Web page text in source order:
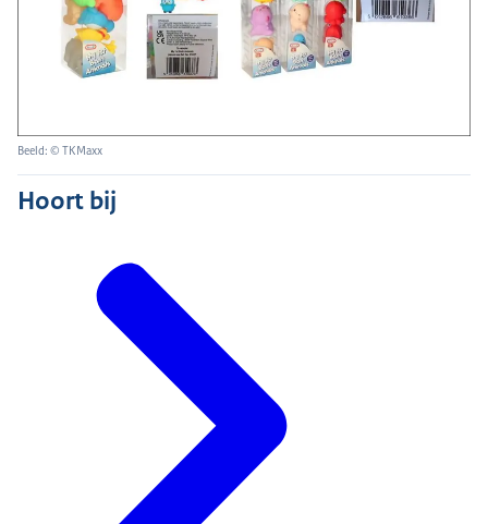
Beeld: © TKMaxx
Hoort bij